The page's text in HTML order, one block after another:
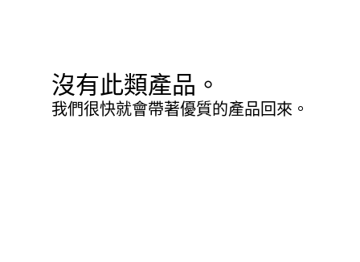
沒有此類產品。
我們很快就會帶著優質的產品回來。